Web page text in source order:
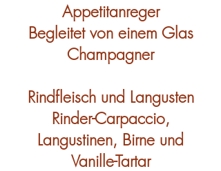
Appetitanreger
Begleitet von einem Glas
Champagner
Rindfleisch und Langusten
Rinder-Carpaccio,
Langustinen, Birne und
Vanille-Tartar